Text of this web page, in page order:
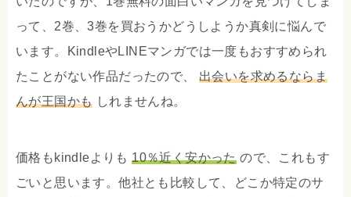
って、2巻、3巻を買おうかどうしようか真剣に悩んで
います。KindleやLINEマンガでは一度もおすすめられ
たことがない作品だったので、 出会いを求めるならま
んが王国かも しれませんね。
価格もkindleよりも10％近く安かったので、これもす
ごいと思います。他社とも比較して、どこか特定のサ